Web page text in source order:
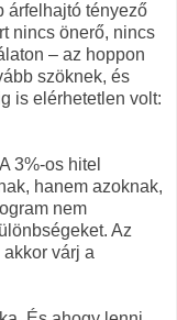
árfelhajtó tényező
nincs önerő, nincs
– az hoppon
szöknek, és
is elérhetetlen volt:
3%-os hitel
hanem azoknak,
nem
Az
várj a